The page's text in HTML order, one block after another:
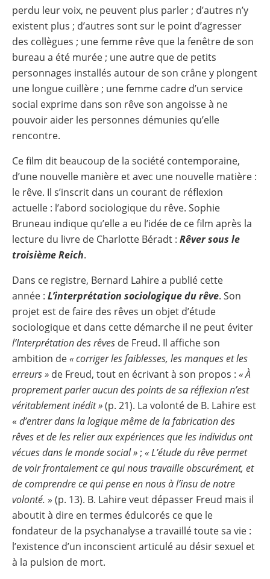
perdu leur voix, ne peuvent plus parler ; d’autres n’y
existent plus ; d’autres sont sur le point d’agresser
des collègues ; une femme rêve que la fenêtre de son
bureau a été murée ; une autre que de petits
personnages installés autour de son crâne y plongent
une longue cuillère ; une femme cadre d’un service
social exprime dans son rêve son angoisse à ne
pouvoir aider les personnes démunies qu’elle
rencontre.
Ce film dit beaucoup de la société contemporaine,
d’une nouvelle manière et avec une nouvelle matière :
le rêve. Il s’inscrit dans un courant de réflexion
actuelle : l’abord sociologique du rêve. Sophie
Bruneau indique qu’elle a eu l’idée de ce film après la
lecture du livre de Charlotte Béradt : Rêver sous le
troisième Reich.
Dans ce registre, Bernard Lahire a publié cette
année : L’interprétation sociologique du rêve. Son
projet est de faire des rêves un objet d’étude
sociologique et dans cette démarche il ne peut éviter
l’Interprétation des rêves de Freud. Il affiche son
ambition de« corriger les faiblesses, les manques et les
erreurs » de Freud, tout en écrivant à son propos : « À
proprement parler aucun des points de sa réflexion n’est
véritablement inédit »(p. 21). La volonté de B. Lahire est
« d’entrer dans la logique même de la fabrication des
rêves et de les relier aux expériences que les individus ont
vécues dans le monde social » ; « L’étude du rêve permet
de voir frontalement ce qui nous travaille obscurément, et
de comprendre ce qui pense en nous à l’insu de notre
volonté. » (p. 13). B. Lahire veut dépasser Freud mais il
aboutit à dire en termes édulcorés ce que le
fondateur de la psychanalyse a travaillé toute sa vie :
l’existence d’un inconscient articulé au désir sexuel et
à la pulsion de mort.